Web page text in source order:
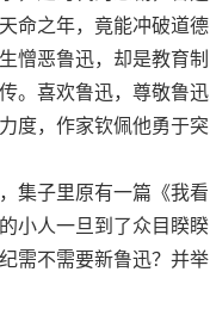
命之年，竟能冲破道德
憎恶鲁迅，却是教育制
。喜欢鲁迅，尊敬鲁迅
度，作家钦佩他勇于突
集子里原有一篇《我看
小人一旦到了众目睽睽
需不需要新鲁迅？并举